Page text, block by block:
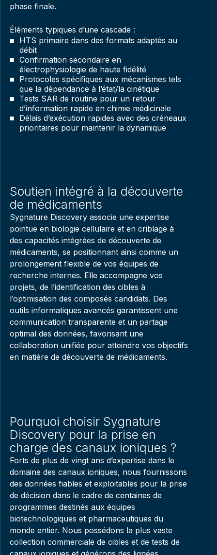
phase finale.
Éléments typiques d’une cascade :
HTS primaire dans des formats adaptés au
débit
Confirmation secondaire en
électrophysiologie de haute fidélité
Protocoles spécifiques aux mécanismes tels
que la dépendance à l’état/la cinétique
Tests SAR de routine pour un retour
d’information rapide en chimie médicinale
Délais d’exécution rapides avec des créneaux
prioritaires pour maintenir la dynamique
Soutien intégré à la découverte
de médicaments
Sygnature Discovery associe une expertise
pointue en biologie cellulaire et en criblage à
des capacités intégrées de découverte de
médicaments, se positionnant ainsi comme un
prolongement flexible de vos équipes de
recherche internes. Elle accompagne vos
projets, de l’identification des cibles à
l’optimisation des composés candidats. Des
outils informatiques avancés garantissent une
communication transparente et un partage
optimal des données, favorisant une
collaboration unifiée pour atteindre vos objectifs
en matière de découverte de médicaments.
Pourquoi choisir Sygnature
Discovery pour la prise en
charge des canaux ioniques ?
Forts de plus de vingt ans d’expertise dans le
domaine des canaux ioniques, nous fournissons
des données fiables et exploitables pour la prise
de décision dans le cadre de centaines de
programmes destinés aux équipes
biotechnologiques et pharmaceutiques du
monde entier. Nous possédons la plus vaste
collection commerciale de cibles et de tests de